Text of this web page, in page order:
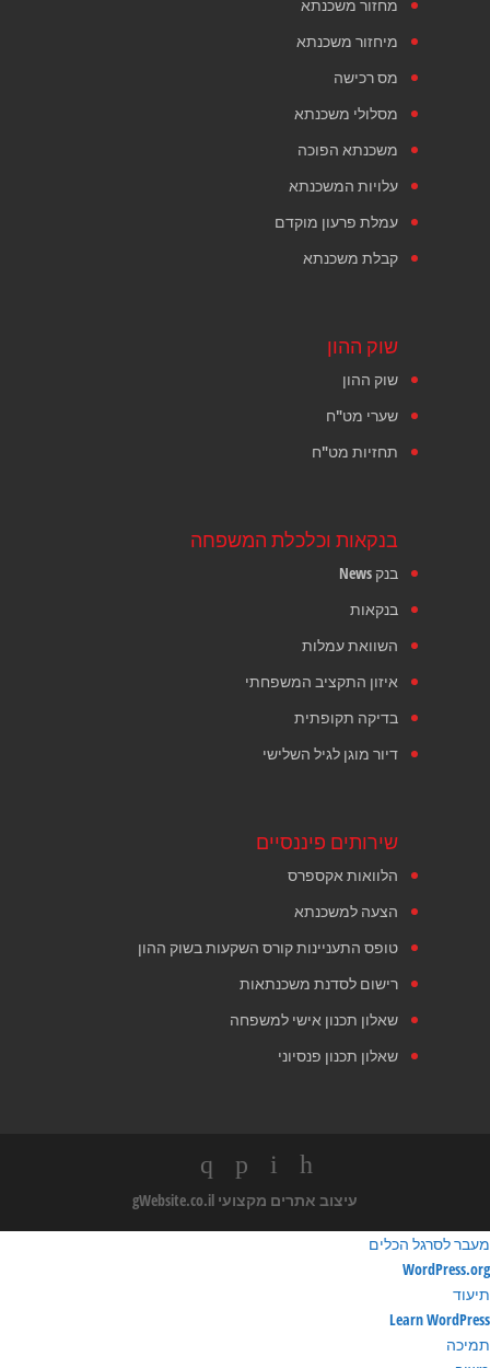
מחזור משכנתא
מיחזור משכנתא
מס רכישה
מסלולי משכנתא
משכנתא הפוכה
עלויות המשכנתא
עמלת פרעון מוקדם
קבלת משכנתא
שוק ההון
שוק ההון
שערי מט"ח
תחזיות מט"ח
בנקאות וכלכלת המשפחה
בנק News
בנקאות
השוואת עמלות
איזון התקציב המשפחתי
בדיקה תקופתית
דיור מוגן לגיל השלישי
שירותים פיננסיים
הלוואות אקספרס
הצעה למשכנתא
טופס התעניינות קורס השקעות בשוק ההון
רישום לסדנת משכנתאות
שאלון תכנון אישי למשפחה
שאלון תכנון פנסיוני
עיצוב אתרים מקצועי
מעבר לסרגל הכלים
אודות
וורדפרס
WordPress.org
תיעוד
Learn WordPress
תמיכה